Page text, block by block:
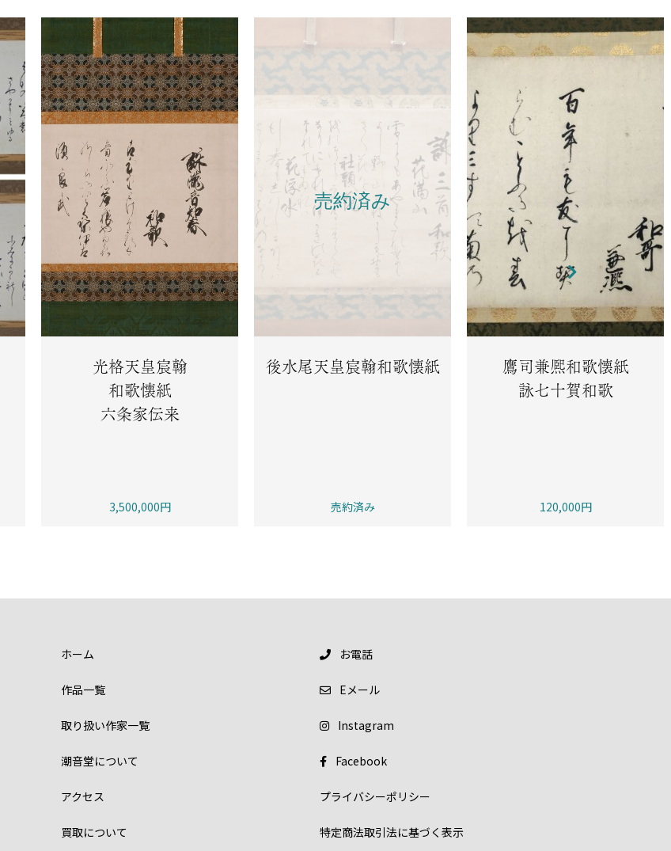
光格天皇宸翰
和歌懐紙
六条家伝来
3,500,000円
売約済み
後水尾天皇宸翰和歌懐紙
売約済み
鷹司兼熈和歌懐紙
詠七十賀和歌
120,000円
ホーム
作品一覧
取り扱い作家一覧
潮音堂について
アクセス
買取について
お電話
Eメール
Instagram
Facebook
プライバシーポリシー
特定商法取引法に基づく表示